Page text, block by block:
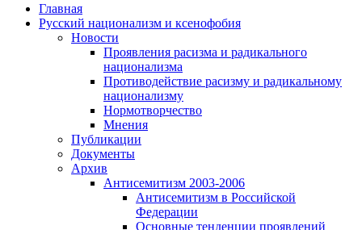
Главная
Русский национализм и ксенофобия
Новости
Проявления расизма и радикального
национализма
Противодействие расизму и радикальному
национализму
Нормотворчество
Мнения
Публикации
Документы
Архив
Антисемитизм 2003-2006
Антисемитизм в Российской
Федерации
Основные тенденции проявлений